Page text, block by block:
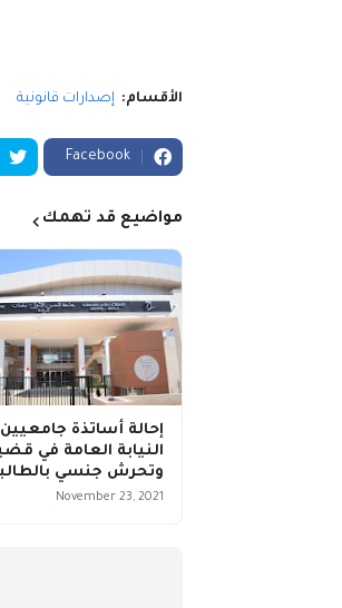
الأقسام: إصدارات قانونية
Facebook
مواضيع قد تهمك
إحالة أساتذة
النيابة العامة في
وتحرش جنسي
November 23, 2021